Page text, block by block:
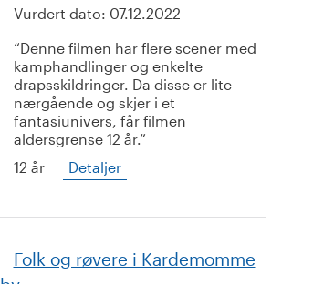
Vurdert dato: 07.12.2022
Denne filmen har flere scener med
kamphandlinger og enkelte
drapsskildringer. Da disse er lite
nærgående og skjer i et
fantasiunivers, får filmen
aldersgrense 12 år.
12 år
Detaljer
Folk og røvere i Kardemomme